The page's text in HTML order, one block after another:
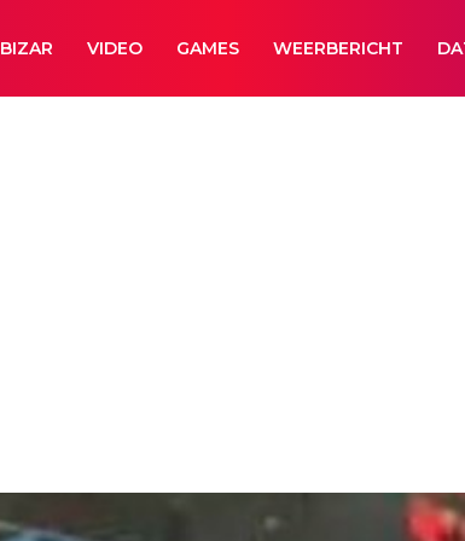
BIZAR VIDEO GAMES WEERBERICHT